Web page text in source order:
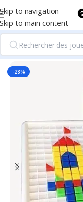
Skip to navigation
Skip to main content
Accueil/Loisirs créatifs
-28%